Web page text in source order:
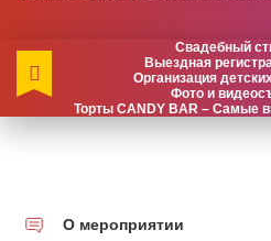
Свадебный
Выездная
Организация
Фото и
Торты CANDY BAR – Самые
О мероприятии